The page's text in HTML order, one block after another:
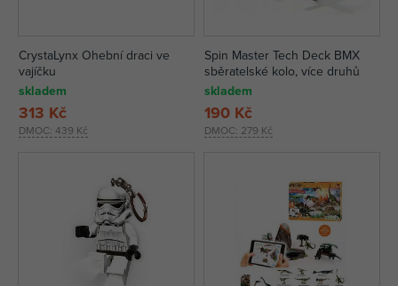
CrystaLynx Ohební draci ve
vajíčku
skladem
DMOC: 439 Kč
313 Kč
Spin Master Tech Deck BMX
sběratelské kolo, více druhů
skladem
DMOC: 279 Kč
190 Kč